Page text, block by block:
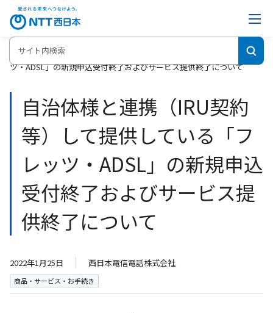
ホーム
自治体様と連携（IRU契約等）して提供している「フレッ
ツ・ADSL」の新規申込受付終了およびサービス提供終了について
自治体様と連携（IRU契約
等）して提供している「フ
レッツ・ADSL」の新規申込
受付終了およびサービス提
供終了について
2022年1月25日 西日本電信電話株式会社
商品・サービス・お手続き